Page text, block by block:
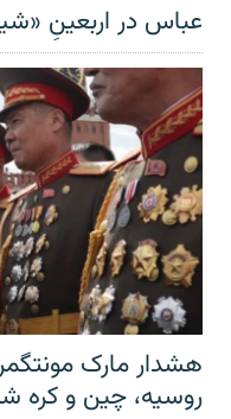
عباس در اربعینِ
هشدار مارک
روسیه، چین و کره